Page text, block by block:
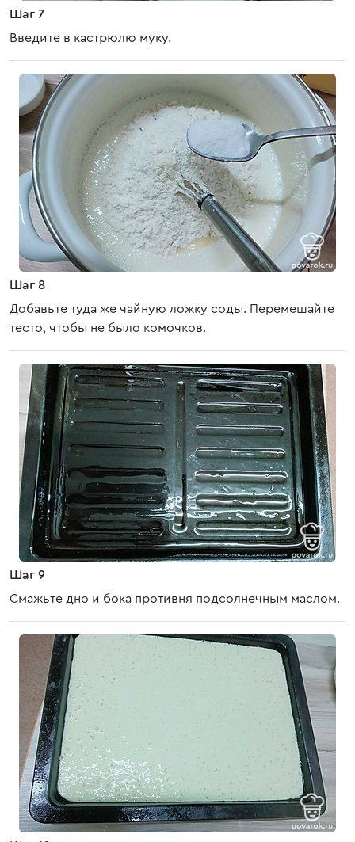
Шаг 7
Введите в кастрюлю муку.
Шаг 8
Добавьте туда же чайную ложку соды. Перемешайте
тесто, чтобы не было комочков.
Шаг 9
Смажьте дно и бока противня подсолнечным маслом.